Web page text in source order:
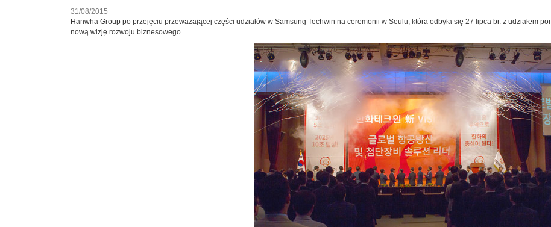
31/08/2015
Hanwha Group po przejęciu przeważającej części udziałów w Samsung Techwin na ceremonii w Seulu, która odbyła się 27 lipca br. z udziałem
nową wizję rozwoju biznesowego.